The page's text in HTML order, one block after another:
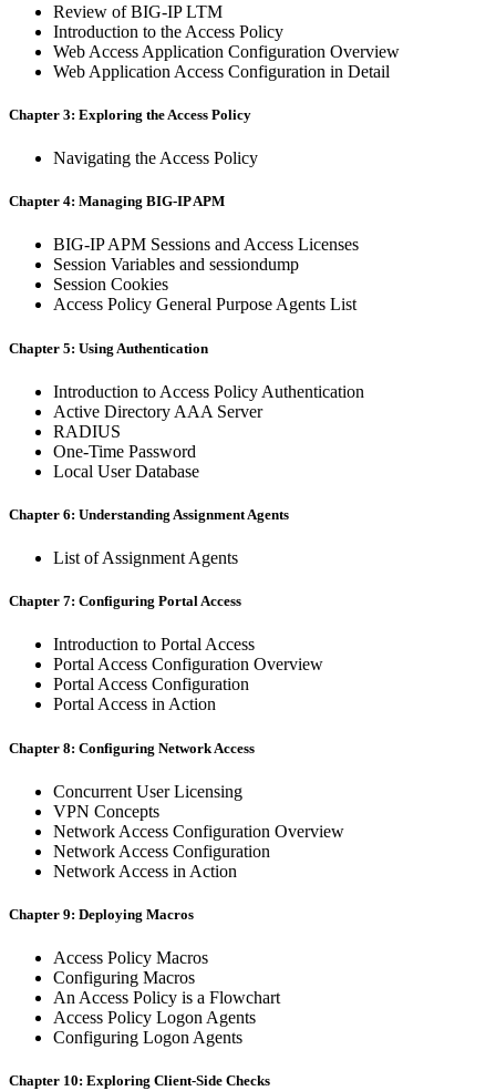
Review of BIG-IP LTM
Introduction to the Access Policy
Web Access Application Configuration Overview
Web Application Access Configuration in Detail
Chapter 3: Exploring the Access Policy
Navigating the Access Policy
Chapter 4: Managing BIG-IP APM
BIG-IP APM Sessions and Access Licenses
Session Variables and sessiondump
Session Cookies
Access Policy General Purpose Agents List
Chapter 5: Using Authentication
Introduction to Access Policy Authentication
Active Directory AAA Server
RADIUS
One-Time Password
Local User Database
Chapter 6: Understanding Assignment Agents
List of Assignment Agents
Chapter 7: Configuring Portal Access
Introduction to Portal Access
Portal Access Configuration Overview
Portal Access Configuration
Portal Access in Action
Chapter 8: Configuring Network Access
Concurrent User Licensing
VPN Concepts
Network Access Configuration Overview
Network Access Configuration
Network Access in Action
Chapter 9: Deploying Macros
Access Policy Macros
Configuring Macros
An Access Policy is a Flowchart
Access Policy Logon Agents
Configuring Logon Agents
Chapter 10: Exploring Client-Side Checks